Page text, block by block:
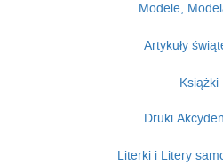
Modele,
Artykuły
Książki
Druki
Literki i Litery